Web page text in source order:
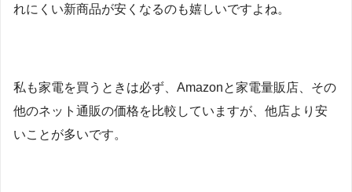
れにくい新商品が安くなるのも嬉しいですよね。
私も家電を買うときは必ず、Amazonと家電量販店、その
他のネット通販の価格を比較していますが、他店より安
いことが多いです。